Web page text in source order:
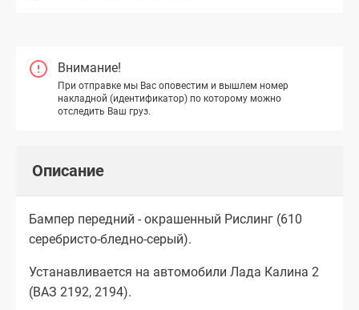
Внимание!
При отправке мы Вас оповестим и вышлем номер
накладной (идентификатор) по которому можно
отследить Ваш груз.
Описание
Бампер передний - окрашенный Рислинг (610
серебристо-бледно-серый).
Устанавливается на автомобили Лада Калина 2
(ВАЗ 2192, 2194).